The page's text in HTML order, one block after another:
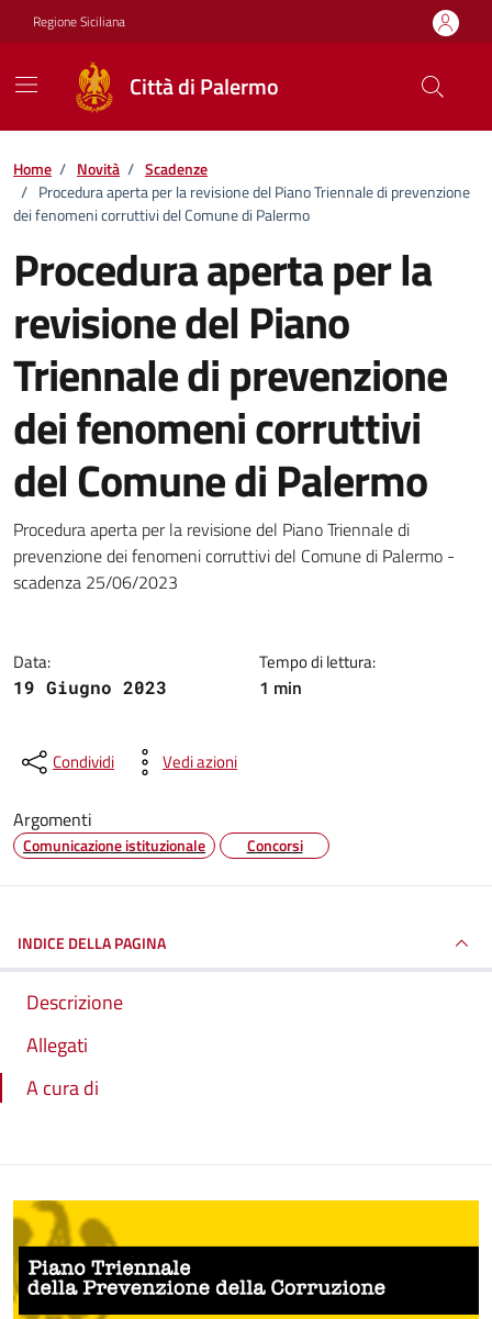
Vai ai contenuti
Vai al footer
Regione Siciliana
Città di Palermo
Home / Novità / Scadenze
/ Procedura aperta per la revisione del Piano Triennale di prevenzione
dei fenomeni corruttivi del Comune di Palermo
Procedura aperta per la
revisione del Piano
Triennale di prevenzione
dei fenomeni corruttivi
del Comune di Palermo
Dettagli della notizia
Procedura aperta per la revisione del Piano Triennale di
prevenzione dei fenomeni corruttivi del Comune di Palermo -
scadenza 25/06/2023
Data:
19 Giugno 2023
Tempo di lettura:
1 min
Condividi Vedi azioni
Argomenti
Comunicazione istituzionale Concorsi
INDICE DELLA PAGINA
Descrizione
Allegati
A cura di